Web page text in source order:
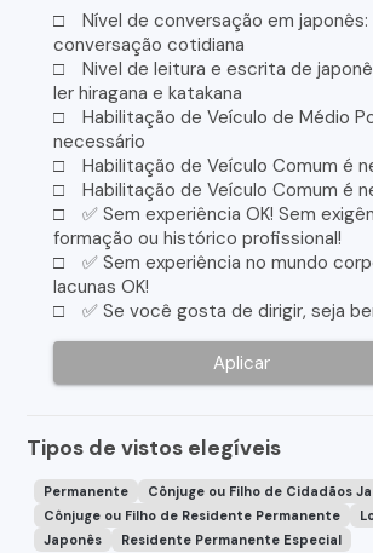
□ Nível de conversação em japonês:
conversação cotidiana
□ Nivel de leitura e escrita de
ler hiragana e katakana
□ Habilitação de Veículo de Médio
necessário
□ Habilitação de Veículo Comum é
□ Habilitação de Veículo Comum é
□ ✅ Sem experiência OK! Sem
formação ou histórico profissional!
□ ✅ Sem experiência no mundo
lacunas OK!
□ ✅ Se você gosta de dirigir, seja
Aplicar
Tipos de vistos elegíveis
Permanente
Cônjuge ou Filho de Cidadãos
Cônjuge ou Filho de Residente Permanente
Japonês
Residente Permanente Especial